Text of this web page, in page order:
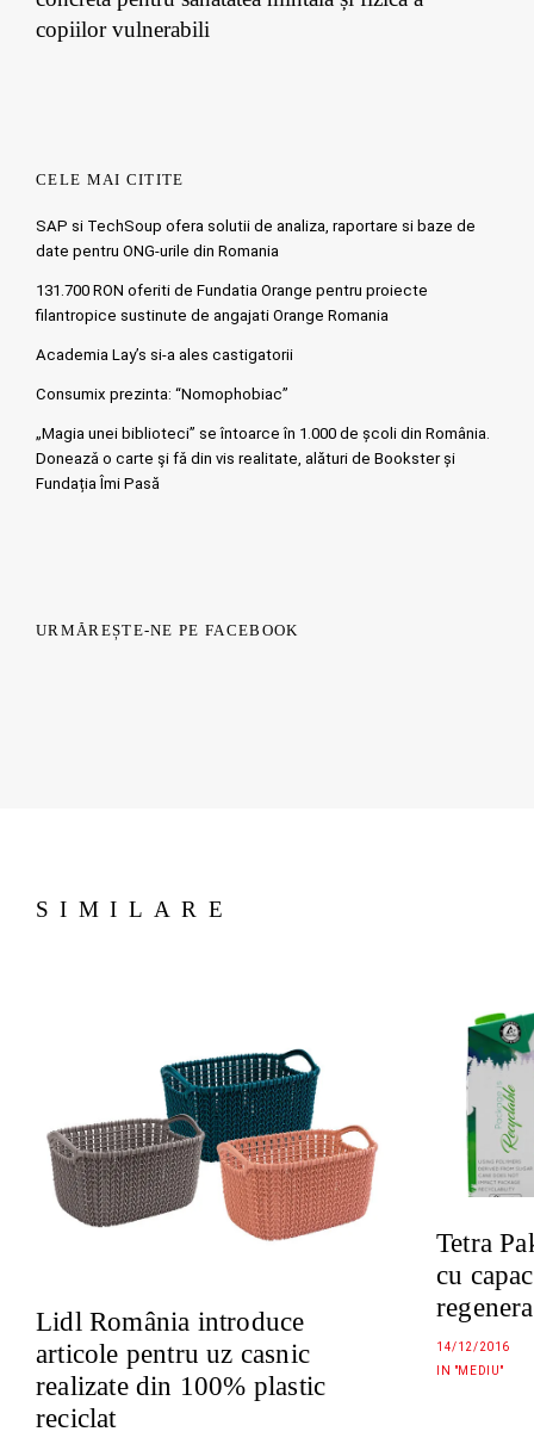
copiilor vulnerabili
CELE MAI CITITE
SAP si TechSoup ofera solutii de analiza, raportare si baze de
date pentru ONG-urile din Romania
131.700 RON oferiti de Fundatia Orange pentru proiecte
filantropice sustinute de angajati Orange Romania
Academia Lay’s si-a ales castigatorii
Consumix prezinta: “Nomophobiac”
„Magia unei biblioteci” se întoarce în 1.000 de școli din România.
Doneazǎ o carte şi fǎ din vis realitate, alături de Bookster și
Fundația Îmi Pasă
URMĂREȘTE-NE PE FACEBOOK
SIMILARE
Lidl România introduce
articole pentru uz casnic
realizate din 100% plastic
reciclat
Tetra
cu
14/12/2016
IN "MEDIU"